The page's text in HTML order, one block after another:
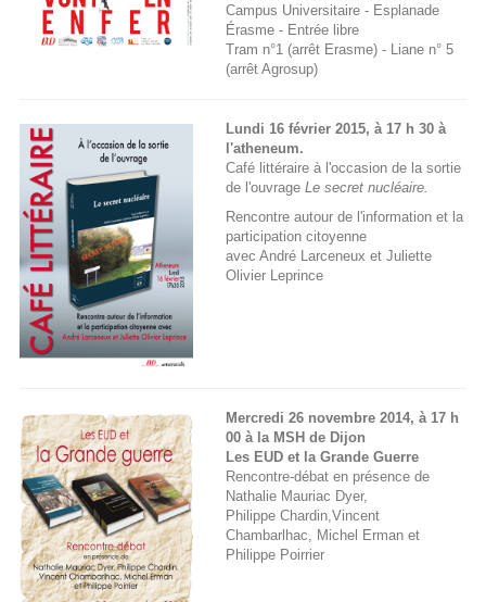
Campus Universitaire - Esplanade
Érasme - Entrée libre
Tram n°1 (arrêt Erasme) - Liane n° 5
(arrêt Agrosup)
Lundi 16 février 2015, à 17 h 30 à
l'atheneum.
Café littéraire à l'occasion de la sortie
de l'ouvrage Le secret nucléaire.
Rencontre autour de l'information et la
participation citoyenne
avec André Larceneux et Juliette
Olivier Leprince
Mercredi 26 novembre 2014, à 17 h
00 à la MSH de Dijon
Les EUD et la Grande Guerre
Rencontre-débat en présence de
Nathalie Mauriac Dyer,
Philippe Chardin,Vincent
Chambarlhac, Michel Erman et
Philippe Poirrier